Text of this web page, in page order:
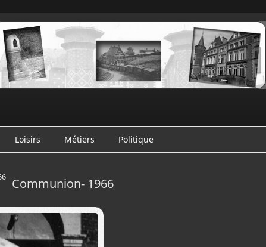
Loisirs Métiers Politique
Communion- 1966